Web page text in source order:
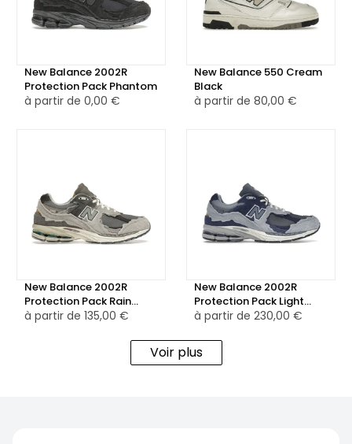
New Balance 2002R
Protection Pack Phantom
à partir de 0,00 €
New Balance 550 Cream
Black
à partir de 80,00 €
New Balance 2002R
Protection Pack Rain
Cloud
à partir de 135,00 €
New Balance 2002R
Protection Pack Light
Arctic Grey Purple
à partir de 230,00 €
Voir plus